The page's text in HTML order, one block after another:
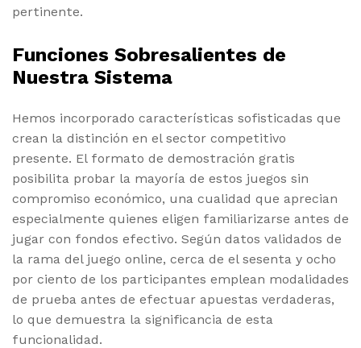
pertinente.
Funciones Sobresalientes de
Nuestra Sistema
Hemos incorporado características sofisticadas que
crean la distinción en el sector competitivo
presente. El formato de demostración gratis
posibilita probar la mayoría de estos juegos sin
compromiso económico, una cualidad que aprecian
especialmente quienes eligen familiarizarse antes de
jugar con fondos efectivo. Según datos validados de
la rama del juego online, cerca de el sesenta y ocho
por ciento de los participantes emplean modalidades
de prueba antes de efectuar apuestas verdaderas,
lo que demuestra la significancia de esta
funcionalidad.